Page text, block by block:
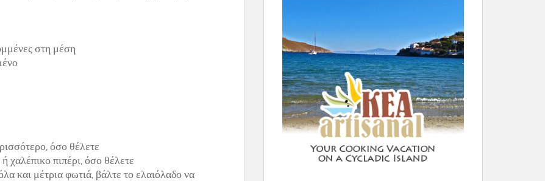
στη μέση
όσο θέλετε
χαλέπικο πιπέρι, όσο θέλετε
και μέτρια φωτιά, βάλτε το ελαιόλαδο να